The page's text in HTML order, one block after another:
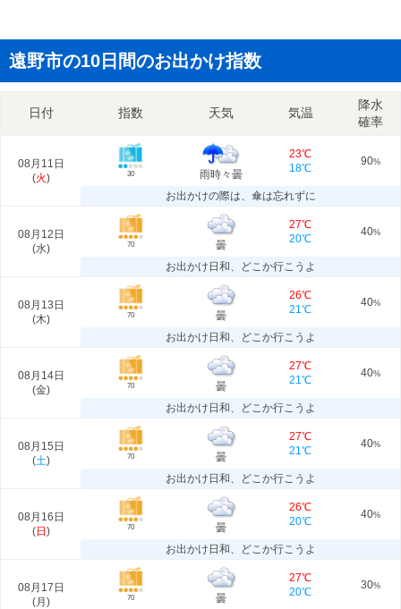
遠野市の10日間のお出かけ指数
日付 指数 天気 気温
降水
確率
08月11日
(火) 30 雨時々曇
23℃
18℃
90%
お出かけの際は、傘は忘れずに
08月12日
(水) 70 曇
27℃
20℃
40%
お出かけ日和、どこか行こうよ
08月13日
(木) 70 曇
26℃
21℃
40%
お出かけ日和、どこか行こうよ
08月14日
(金) 70 曇
27℃
21℃
40%
お出かけ日和、どこか行こうよ
08月15日
(土) 70 曇
27℃
21℃
40%
お出かけ日和、どこか行こうよ
08月16日
(日 ) 70 曇
26℃
20℃
40%
お出かけ日和、どこか行こうよ
08月17日
(月 ) 70 曇
27℃
20℃
30%